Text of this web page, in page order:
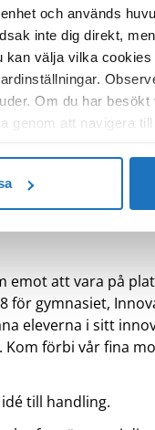
och används
inte dig direkt,
välja vilka
Om du har
genom att navigera
emot att vara på
gymnasiet,
eleverna i sitt
förbi vår fina
till handling.